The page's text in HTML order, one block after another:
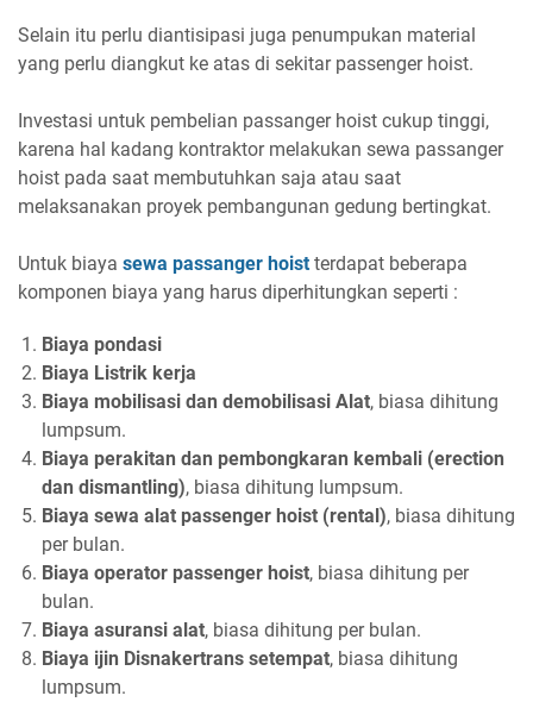
Selain itu perlu diantisipasi juga penumpukan material
yang perlu diangkut ke atas di sekitar passenger hoist.
Investasi untuk pembelian passanger hoist cukup tinggi,
karena hal kadang kontraktor melakukan sewa passanger
hoist pada saat membutuhkan saja atau saat
melaksanakan proyek pembangunan gedung bertingkat.
Untuk biaya sewa passanger hoist terdapat beberapa
komponen biaya yang harus diperhitungkan seperti :
Biaya pondasi
Biaya Listrik kerja
Biaya mobilisasi dan demobilisasi Alat, biasa dihitung
lumpsum.
Biaya perakitan dan pembongkaran kembali (erection
dan dismantling), biasa dihitung lumpsum.
Biaya sewa alat passenger hoist (rental), biasa dihitung
per bulan.
Biaya operator passenger hoist, biasa dihitung per
bulan.
Biaya asuransi alat, biasa dihitung per bulan.
Biaya ijin Disnakertrans setempat, biasa dihitung
lumpsum.